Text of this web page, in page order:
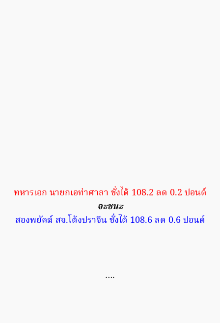
ทหารเอก นายกเอท่าศาลา ชั่งได้ 108.2 ลด 0.2 ปอนด์
จะชนะ
สองพยัคฆ์ สจ.โต้งปราจีน ชั่งได้ 108.6 ลด 0.6 ปอนด์
….